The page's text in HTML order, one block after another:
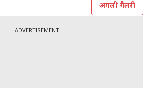
अगली गैलरी
ADVERTISEMENT